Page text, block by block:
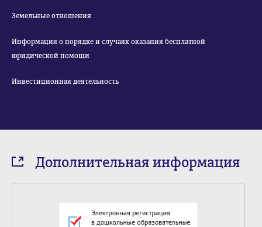
Земельные отношения
Информация о порядке и случаях оказания бесплатной
юридической помощи
Инвестиционная деятельность
Дополнительная информация